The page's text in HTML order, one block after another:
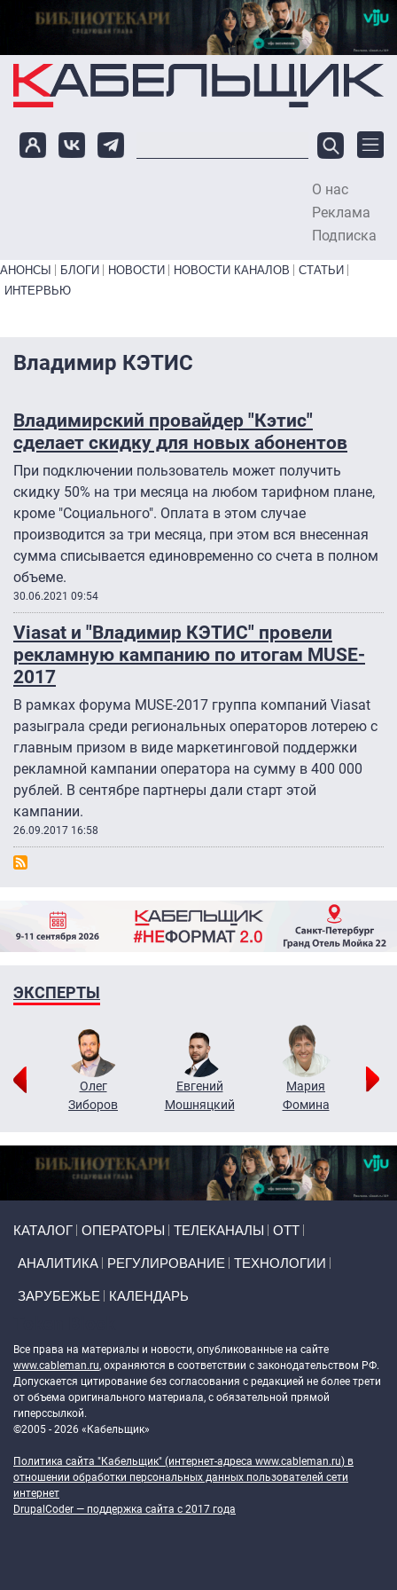
Перейти к основному содержанию
О нас
Реклама
Подписка
Primary links bottom
АНОНСЫ БЛОГИ НОВОСТИ НОВОСТИ КАНАЛОВ
СТАТЬИ
ИНТЕРВЬЮ
Владимир КЭТИС
Владимирский провайдер "Кэтис"
сделает скидку для новых абонентов
При подключении пользователь может получить
скидку 50% на три месяца на любом тарифном плане,
кроме "Социального". Оплата в этом случае
производится за три месяца, при этом вся внесенная
сумма списывается единовременно со счета в полном
объеме.
30.06.2021 09:54
Viasat и "Владимир КЭТИС" провели
рекламную кампанию по итогам MUSE-
2017
В рамках форума MUSE-2017 группа компаний Viasat
разыграла среди региональных операторов лотерею с
главным призом в виде маркетинговой поддержки
рекламной кампании оператора на сумму в 400 000
рублей. В сентябре партнеры дали старт этой
кампании.
26.09.2017 16:58
ЭКСПЕРТЫ
Олег
Зиборов
Евгений
Мошняцкий
Мария
Фомина
КАТАЛОГ ОПЕРАТОРЫ ТЕЛЕКАНАЛЫ ОТТ
АНАЛИТИКА РЕГУЛИРОВАНИЕ ТЕХНОЛОГИИ
ЗАРУБЕЖЬЕ КАЛЕНДАРЬ
Все права на материалы и новости, опубликованные на сайте
www.cableman.ru, охраняются в соответствии с законодательством РФ.
Допускается цитирование без согласования с редакцией не более трети
от объема оригинального материала, с обязательной прямой
гиперссылкой.
©2005 - 2026 «Кабельщик»
Политика сайта "Кабельщик" (интернет-адреса www.cableman.ru) в
отношении обработки персональных данных пользователей сети
интернет
DrupalCoder — поддержка сайта c 2017 года